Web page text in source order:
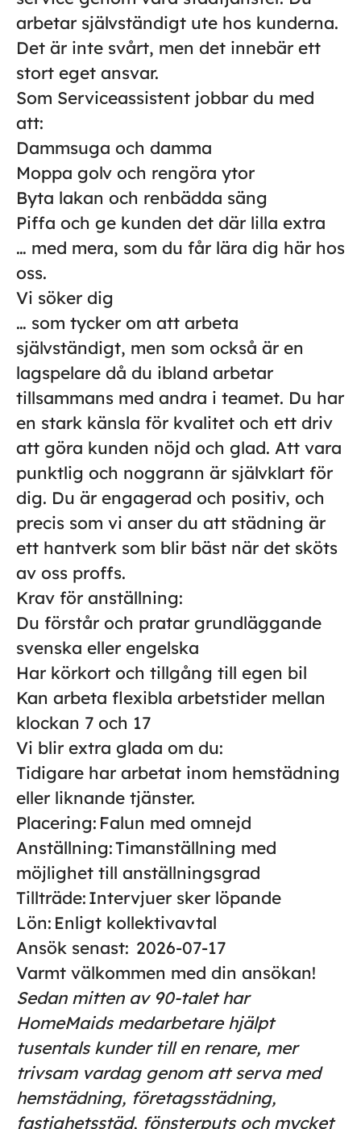
arbetar självständigt ute hos kunderna.
Det är inte svårt, men det innebär ett
stort eget ansvar.
Som Serviceassistent jobbar du med
att:
Dammsuga och damma
Moppa golv och rengöra ytor
Byta lakan och renbädda säng
Piffa och ge kunden det där lilla extra
… med mera, som du får lära dig här hos
oss.
Vi söker dig
… som tycker om att arbeta
självständigt, men som också är en
lagspelare då du ibland arbetar
tillsammans med andra i teamet. Du har
en stark känsla för kvalitet och ett driv
att göra kunden nöjd och glad. Att vara
punktlig och noggrann är självklart för
dig. Du är engagerad och positiv, och
precis som vi anser du att städning är
ett hantverk som blir bäst när det sköts
av oss proffs.
Krav för anställning:
Du förstår och pratar grundläggande
svenska eller engelska
Har körkort och tillgång till egen bil
Kan arbeta flexibla arbetstider mellan
klockan 7 och 17
Vi blir extra glada om du:
Tidigare har arbetat inom hemstädning
eller liknande tjänster.
Placering: Falun med omnejd
Anställning:Timanställning med
möjlighet till anställningsgrad
Tillträde:Intervjuer sker löpande
Lön: Enligt kollektivavtal
Ansök senast: 2026-07-17
Varmt välkommen med din ansökan!
Sedan mitten av 90-talet har
HomeMaids medarbetare hjälpt
tusentals kunder till en renare, mer
trivsam vardag genom att serva med
hemstädning, företagsstädning,
fastighetsstäd, fönsterputs och mycket